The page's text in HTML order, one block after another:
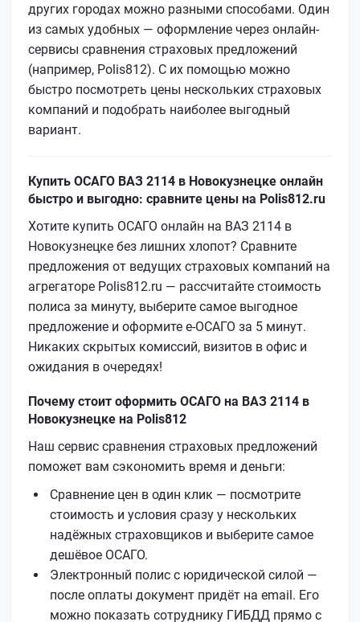
других городах можно разными способами. Один
из самых удобных — оформление через онлайн-
сервисы сравнения страховых предложений
(например, Polis812). С их помощью можно
быстро посмотреть цены нескольких страховых
компаний и подобрать наиболее выгодный
вариант.
Купить ОСАГО ВАЗ 2114 в Новокузнецке онлайн
быстро и выгодно: сравните цены на Polis812.ru
Хотите купить ОСАГО онлайн на ВАЗ 2114 в
Новокузнецке без лишних хлопот? Сравните
предложения от ведущих страховых компаний на
агрегаторе Polis812.ru — рассчитайте стоимость
полиса за минуту, выберите самое выгодное
предложение и оформите е‑ОСАГО за 5 минут.
Никаких скрытых комиссий, визитов в офис и
ожидания в очередях!
Почему стоит оформить ОСАГО на ВАЗ 2114 в
Новокузнецке на Polis812
Наш сервис сравнения страховых предложений
поможет вам сэкономить время и деньги:
Сравнение цен в один клик — посмотрите
стоимость и условия сразу у нескольких
надёжных страховщиков и выберите самое
дешёвое ОСАГО.
Электронный полис с юридической силой —
после оплаты документ придёт на email. Его
можно показать сотруднику ГИБДД прямо с